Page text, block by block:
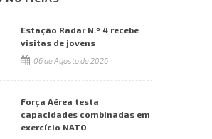
Estação Radar N.º 4 recebe
visitas de jovens
06 de Agosto de 2026
Força Aérea testa
capacidades combinadas em
exercício NATO